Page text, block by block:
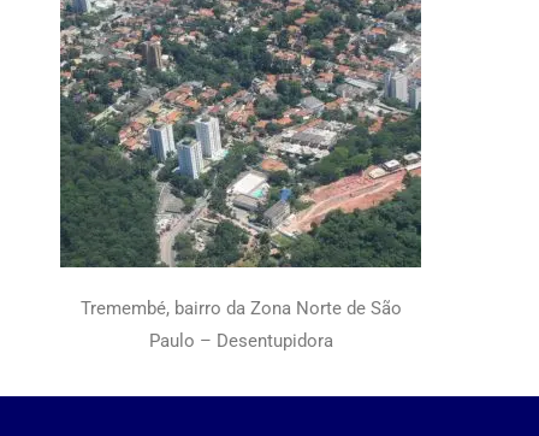
Tremembé, bairro da Zona Norte de São
Paulo – Desentupidora